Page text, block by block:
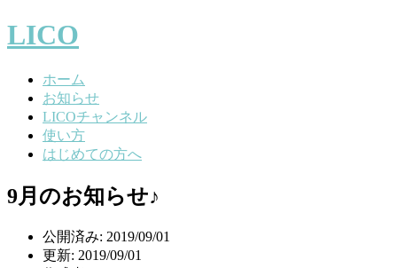
LICO
ホーム
お知らせ
LICOチャンネル
使い方
はじめての方へ
9月のお知らせ♪
公開済み: 2019/09/01
更新: 2019/09/01